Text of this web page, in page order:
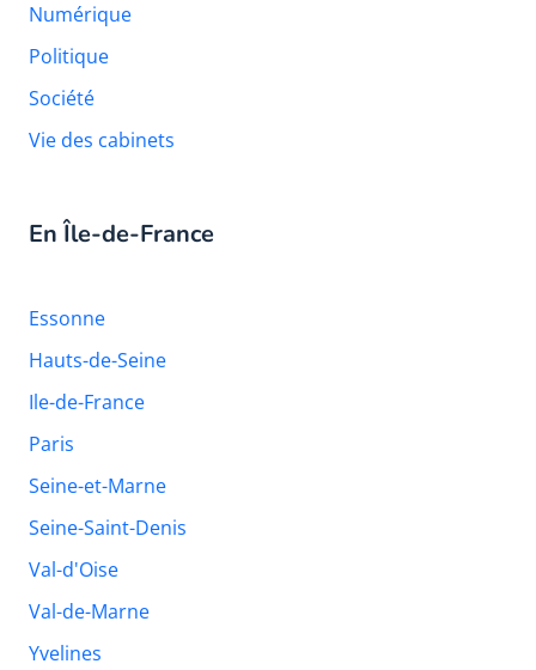
Numérique
Politique
Société
Vie des cabinets
En Île-de-France
Essonne
Hauts-de-Seine
Ile-de-France
Paris
Seine-et-Marne
Seine-Saint-Denis
Val-d'Oise
Val-de-Marne
Yvelines